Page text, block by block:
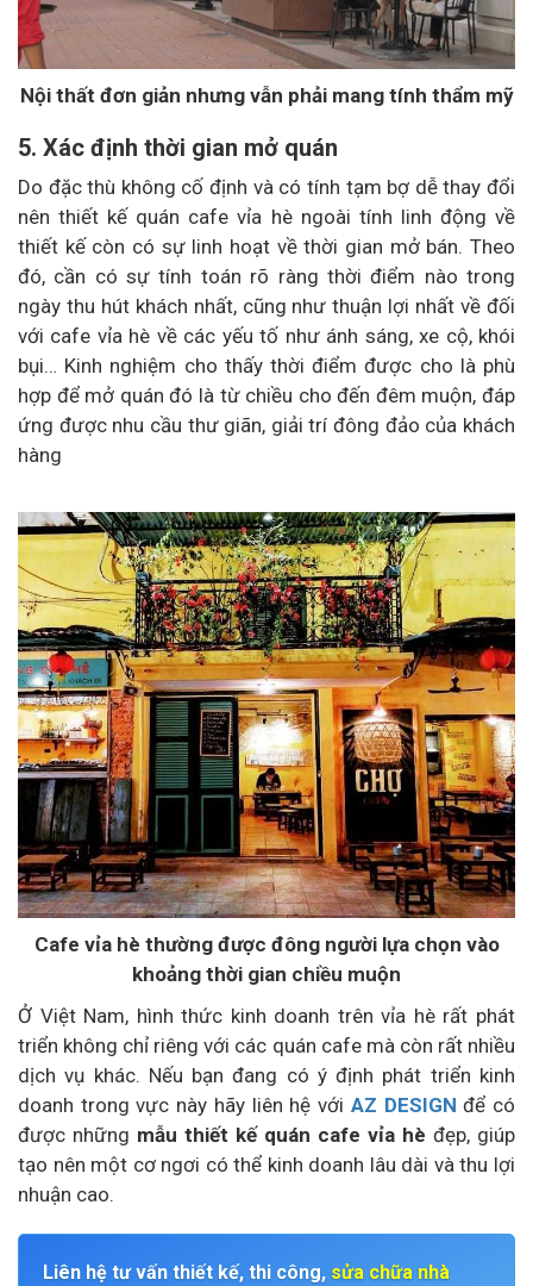
Nội thất đơn giản nhưng vẫn phải mang tính thẩm mỹ
5. Xác định thời gian mở quán
Do đặc thù không cố định và có tính tạm bợ dễ thay đổi
nên thiết kế quán cafe vỉa hè ngoài tính linh động về
thiết kế còn có sự linh hoạt về thời gian mở bán. Theo
đó, cần có sự tính toán rõ ràng thời điểm nào trong
ngày thu hút khách nhất, cũng như thuận lợi nhất về đối
với cafe vỉa hè về các yếu tố như ánh sáng, xe cộ, khói
bụi… Kinh nghiệm cho thấy thời điểm được cho là phù
hợp để mở quán đó là từ chiều cho đến đêm muộn, đáp
ứng được nhu cầu thư giãn, giải trí đông đảo của khách
hàng
Cafe vỉa hè thường được đông người lựa chọn vào
khoảng thời gian chiều muộn
Ở Việt Nam, hình thức kinh doanh trên vỉa hè rất phát
triển không chỉ riêng với các quán cafe mà còn rất nhiều
dịch vụ khác. Nếu bạn đang có ý định phát triển kinh
doanh trong vực này hãy liên hệ với AZ DESIGN để có
được những mẫu thiết kế quán cafe vỉa hè đẹp, giúp
tạo nên một cơ ngơi có thể kinh doanh lâu dài và thu lợi
nhuận cao.
Liên hệ tư vấn thiết kế, thi công, sửa chữa nhà